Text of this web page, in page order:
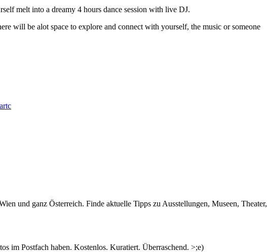
melt into a dreamy 4 hours dance session with live DJ.
will be alot space to explore and connect with yourself, the music or someone
und ganz Österreich. Finde aktuelle Tipps zu Ausstellungen, Museen, Theater,
im Postfach haben. Kostenlos. Kuratiert. Überraschend. >;e)